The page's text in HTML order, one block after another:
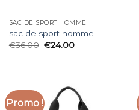
SAC DE SPORT HOMME
sac de sport homme
€36.00 €24.00
Promo !